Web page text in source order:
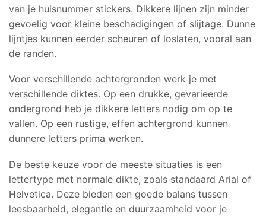
van je huisnummer stickers. Dikkere lijnen zijn minder
gevoelig voor kleine beschadigingen of slijtage. Dunne
lijntjes kunnen eerder scheuren of loslaten, vooral aan
de randen.
Voor verschillende achtergronden werk je met
verschillende diktes. Op een drukke, gevarieerde
ondergrond heb je dikkere letters nodig om op te
vallen. Op een rustige, effen achtergrond kunnen
dunnere letters prima werken.
De beste keuze voor de meeste situaties is een
lettertype met normale dikte, zoals standaard Arial of
Helvetica. Deze bieden een goede balans tussen
leesbaarheid, elegantie en duurzaamheid voor je